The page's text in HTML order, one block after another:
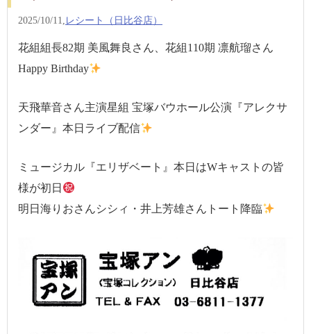
2025/10/11, レシート（日比谷店）
花組組長82期 美風舞良さん、花組110期 凛航瑠さん
Happy Birthday
天飛華音さん主演星組 宝塚バウホール公演『アレクサ
ンダー』本日ライブ配信
ミュージカル『エリザベート』本日はWキャストの皆
様が初日
明日海りおさんシシィ・井上芳雄さんトート降臨